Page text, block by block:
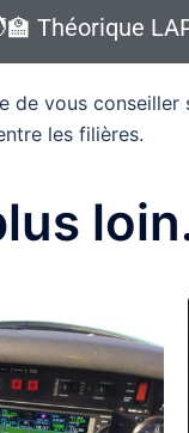
Théorique
de vous
les filières.